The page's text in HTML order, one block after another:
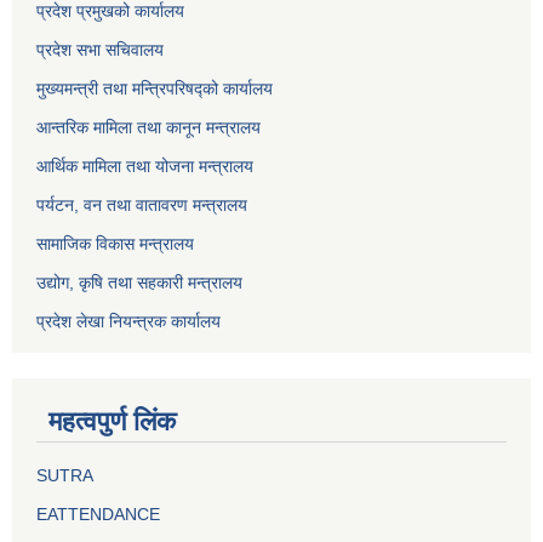
प्रदेश प्रमुखको कार्यालय
प्रदेश सभा सचिवालय
मुख्यमन्त्री तथा मन्त्रिपरिषद्को कार्यालय
आन्तरिक मामिला तथा कानून मन्त्रालय
आर्थिक मामिला तथा योजना मन्त्रालय
पर्यटन, वन तथा वातावरण मन्त्रालय
सामाजिक विकास मन्त्रालय
उद्योग, कृषि तथा सहकारी मन्त्रालय
प्रदेश लेखा नियन्त्रक कार्यालय
महत्वपुर्ण लिंक
SUTRA
EATTENDANCE